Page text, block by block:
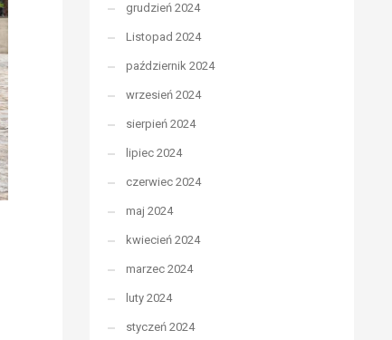
grudzień 2024
Listopad 2024
październik 2024
wrzesień 2024
sierpień 2024
lipiec 2024
czerwiec 2024
maj 2024
kwiecień 2024
marzec 2024
luty 2024
styczeń 2024